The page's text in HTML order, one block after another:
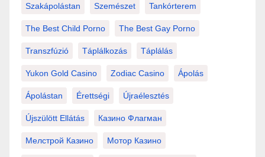
Szakápolástan Szemészet Tankórterem
The Best Child Porno The Best Gay Porno
Transzfúzió Táplálkozás Táplálás
Yukon Gold Casino Zodiac Casino Ápolás
Ápolástan Érettségi Újraélesztés
Újszülött Ellátás Казино Флагман
Мелстрой Казино Мотор Казино